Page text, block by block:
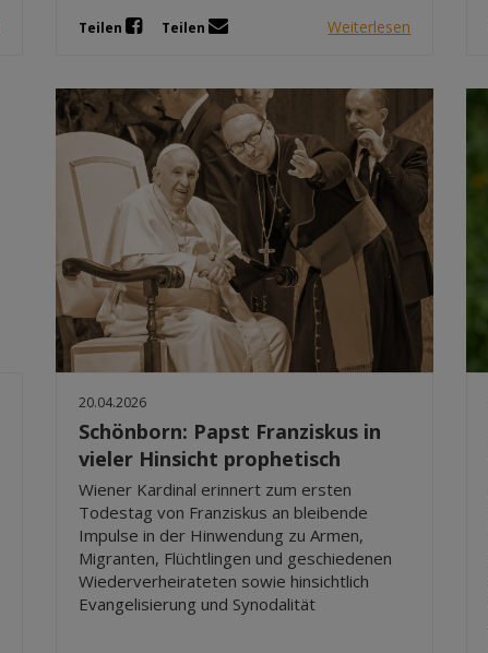
Teilen Teilen Weiterlesen
20.04.2026
Schönborn: Papst Franziskus in
vieler Hinsicht prophetisch
Wiener Kardinal erinnert zum ersten
Todestag von Franziskus an bleibende
Impulse in der Hinwendung zu Armen,
Migranten, Flüchtlingen und geschiedenen
Wiederverheirateten sowie hinsichtlich
Evangelisierung und Synodalität